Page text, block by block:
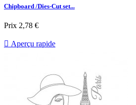
Chipboard /Dies-Cut set...
Prix 2,78 €
 Aperçu rapide